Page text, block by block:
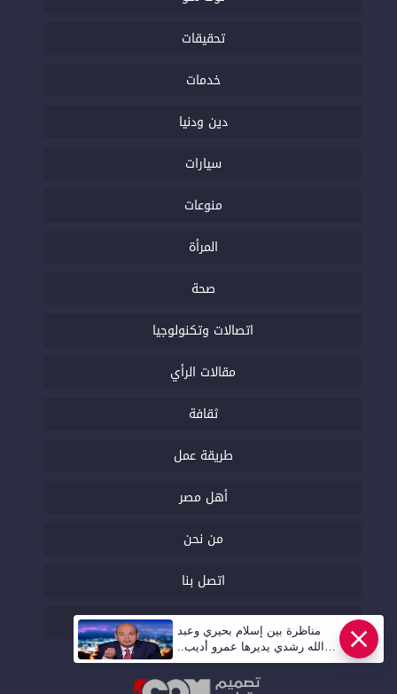
تحقيقات
خدمات
دين ودنيا
سيارات
منوعات
المرأة
صحة
اتصالات وتكنولوجيا
مقالات الرأي
ثقافة
طريقة عمل
أهل مصر
من نحن
اتصل بنا
السياسة التحريرية
مناظرة بين إسلام بحيري وعبد
الله رشدي يديرها عمرو أديب..
قريبا | أهل مصر